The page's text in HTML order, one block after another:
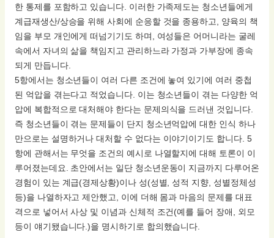
한 통제를 포함하고 있습니다. 이러한 가족제도는 청소년들에게
계급재생산/상승을 위해 사회에 순응할 것을 종용하고, 양육의 책
임을 부모 개인에게 떠넘기기도 하며, 여성들은 어머니라는 굴레
속에서 자녀의 삶을 책임지고 관리하느라 가정과 가부장에 종속
되게 만듭니다.
5항에서는 청소년들이 여러 다른 조건에 놓여 있기에 여러 중첩
된 억압을 겪는다고 적었습니다. 이는 청소년들이 겪는 다양한 억
압에 복합적으로 대처해야 한다는 문제의식을 드러낸 것입니다.
즉 청소년들이 겪는 문제들이 단지 청소년억압에 대한 인식 하나
만으로는 설명하거나 대처할 수 없다는 이야기이기도 합니다. 5
항에 관해서는 무엇을 조건의 예시로 나열할지에 대해 토론이 이
루어졌는데요. 초안에서는 일단 청소년운동이 지금까지 다루어온
경험이 있는 계급(경제상황)이나 성(성별, 성적 지향, 성별정체성
등)을 나열하자고 제안했고, 이에 더해 몸과 마음의 문제를 대표
격으로 넣어서 사상 및 이념과 신체적 조건(예를 들어 장애, 외모
등이 얘기됐습니다.)을 명시하기로 합의했습니다.